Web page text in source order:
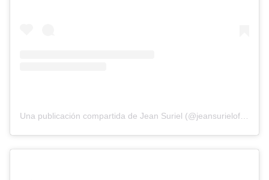
Una publicación compartida de Jean Suriel (@jeansurieloficialrd)